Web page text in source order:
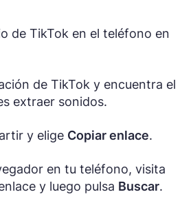
de TikTok en el teléfono en
de TikTok y encuentra el
extraer sonidos.
y elige Copiar enlace.
en tu teléfono, visita
y luego pulsa Buscar.